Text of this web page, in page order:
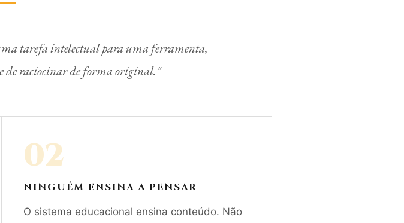
uma tarefa intelectual para uma ferramenta,
de raciocinar de forma original."
02
NINGUÉM ENSINA A PENSAR
O sistema educacional ensina conteúdo. Não